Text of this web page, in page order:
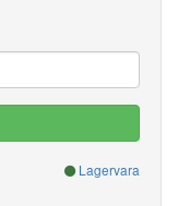
Lagervara